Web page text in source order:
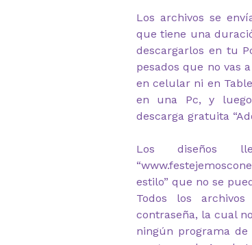
Los archivos se
que tiene una
descargarlos en tu
pesados que no vas
en celular ni en
en una Pc, y
descarga gratuita
Los diseños
estilo” que no se
Todos los
contraseña, la cual
ningún programa